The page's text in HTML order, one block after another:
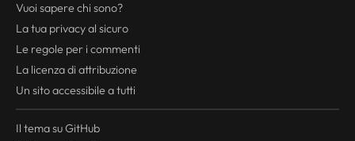
Vuoi sapere chi sono?
La tua privacyal sicuro
Le regole per i commenti
La licenza di attribuzione
Un sito accessibile a tutti
Il tema su GitHub